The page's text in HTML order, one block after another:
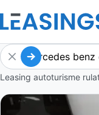
Leasing autoturisme